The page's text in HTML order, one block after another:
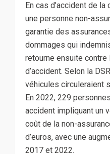
En cas d’accident de
une personne non-
garantie des
dommages qui
retourne ensuite
d’accident. Selon la
véhicules circuleraient
En 2022, 229
accident impliquant un
coût de la non-
d’euros, avec une
2017 et 2022.